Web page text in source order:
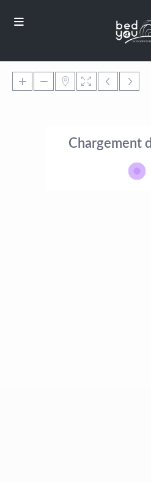
Chargement